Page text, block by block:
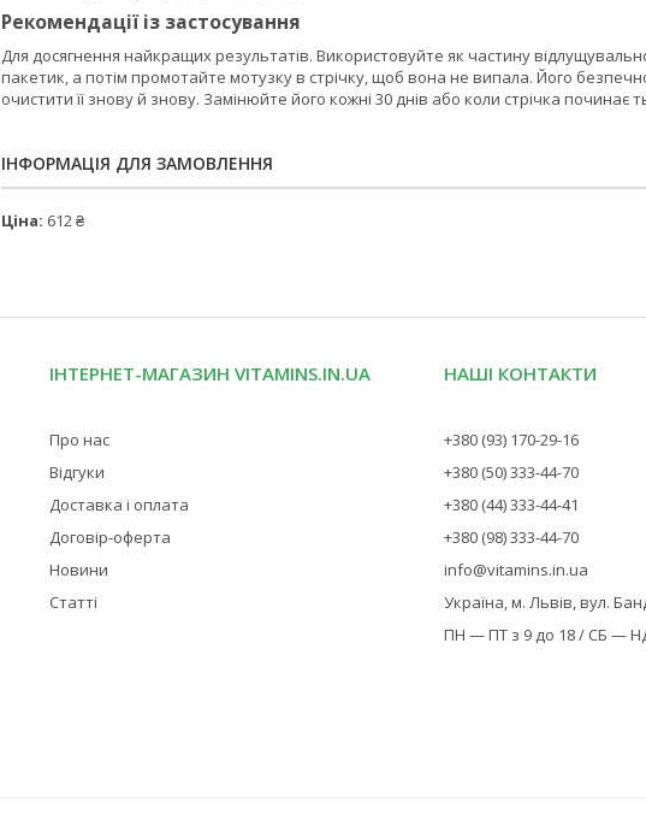
Рекомендації із застосування
Для досягнення найкращих результатів. Використовуйте як частину
пакетик, а потім промотайте мотузку в стрічку, щоб вона не випала. Його
очистити її знову й знову. Замінюйте його кожні 30 днів або коли стрічка починає
ІНФОРМАЦІЯ ДЛЯ ЗАМОВЛЕННЯ
Ціна: 612 ₴
ІНТЕРНЕТ-МАГАЗИН VITAMINS.IN.UA
Про нас
Відгуки
Доставка і оплата
Договір-оферта
Новини
Статті
НАШІ КОНТАКТИ
+380 (93) 170-29-16
+380 (50) 333-44-70
+380 (44) 333-44-41
+380 (98) 333-44-70
info@vitamins.in.ua
Україна, м. Львів, вул.
ПН — ПТ з 9 до 18 / СБ —